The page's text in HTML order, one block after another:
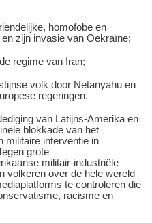
homofobe en
zijn invasie van Oekraïne;
regime van Iran;
volk door Netanyahu en
regeringen.
van Latijns-Amerika en
blokkade van het
militaire interventie in
grote
militair-industriële
volkeren over de hele wereld
te controleren die
racisme en